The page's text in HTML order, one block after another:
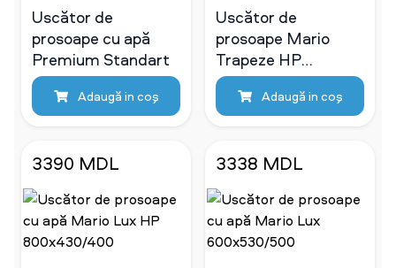
Uscător de
prosoape cu apă
Premium Standart
Adaugă in coş
Uscător de
prosoape Mario
Trapeze HP
650x430/400
Adaugă in coş
3390 MDL 3338 MDL